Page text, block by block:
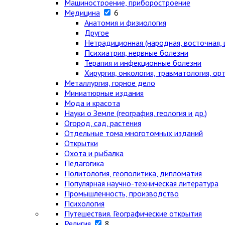
Машиностроение, приборостроение
Медицина
6
Анатомия и физиология
Другое
Нетрадиционная (народная, восточная,
Психиатрия, нервные болезни
Терапия и инфекционные болезни
Хирургия, онкология, травматология,
Металлургия, горное дело
Миниатюрные издания
Мода и красота
Науки о Земле (география, геология и др.)
Огород, сад, растения
Отдельные тома многотомных изданий
Открытки
Охота и рыбалка
Педагогика
Политология, геополитика, дипломатия
Популярная научно-техническая литература
Промышленность, производство
Психология
Путешествия. Географические открытия